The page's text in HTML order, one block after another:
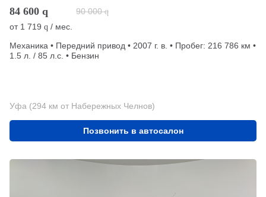
84 600 q 90 000 q
от 1 719 q / мес.
Механика • Передний привод • 2007 г. в. • Пробег: 216 786 км •
1.5 л. / 85 л.с. • Бензин
Уфа (294 км от Набережных Челнов)
Позвонить в автосалон